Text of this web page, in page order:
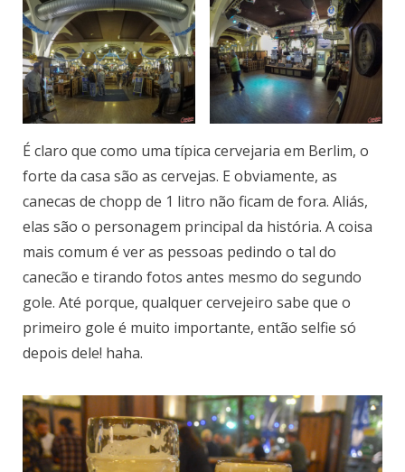
É claro que como uma típica cervejaria em Berlim, o
forte da casa são as cervejas. E obviamente, as
canecas de chopp de 1 litro não ficam de fora. Aliás,
elas são o personagem principal da história. A coisa
mais comum é ver as pessoas pedindo o tal do
canecão e tirando fotos antes mesmo do segundo
gole. Até porque, qualquer cervejeiro sabe que o
primeiro gole é muito importante, então selfie só
depois dele! haha.